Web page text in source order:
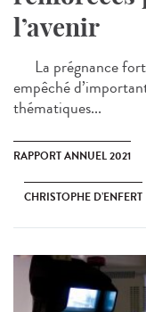
l’avenir
La prégnance
empêché
thématiques...
RAPPORT ANNUEL 2021
CHRISTOPHE D’ENFERT